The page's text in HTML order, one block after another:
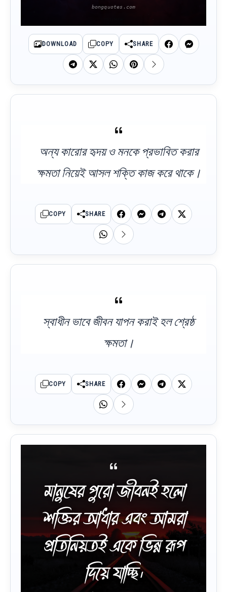
DOWNLOAD COPY SHARE
অন্য কারোর হৃদয় ও মনকে প্রভাবিত করার
ক্ষমতা নিয়েই আসল শক্তি কাজ করে থাকে।
COPY SHARE
স্বাধীন ভাবে জীবন যাপন করাই হল শ্রেষ্ঠ
ক্ষমতা।
COPY SHARE
মানুষের পুরো জীবনই হলো
শক্তির আধার এবং আমরা
প্রতিনিয়তই একে ভিন্ন রূপ
দিয়ে যাচ্ছি।